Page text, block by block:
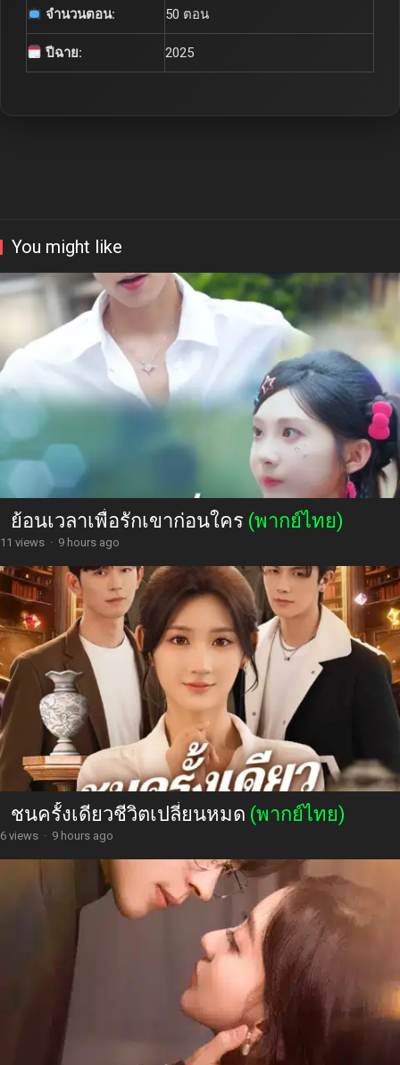
จำนวนตอน: 50 ตอน
ปีฉาย: 2025
You might like
ย้อนเวลาเพื่อรักเขาก่อนใคร (พากย์ไทย)
11 views · 9 hours ago
ชนครั้งเดียวชีวิตเปลี่ยนหมด (พากย์ไทย)
6 views · 9 hours ago